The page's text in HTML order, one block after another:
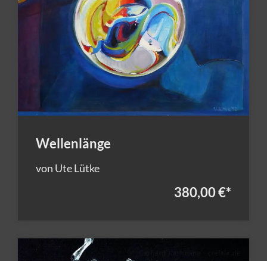
Wellenlänge
von Ute Lütke
380,00 €*